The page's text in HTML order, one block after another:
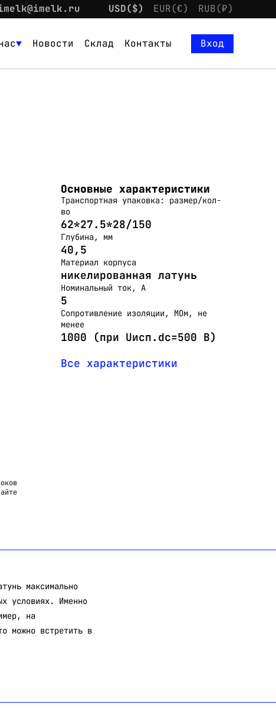
USD($) EUR(€) RUB(₽)
Новости Склад Контакты
Вход
Основные характеристики
Транспортная упаковка: размер/кол-
во
62*27.5*28/150
Глубина, мм
40,5
Материал корпуса
никелированная латунь
Номинальный ток, А
5
Сопротивление изоляции, МОм, не
менее
1000 (при Uисп.dc=500 В)
Все характеристики
максимально
условиях. Именно
на
можно встретить в